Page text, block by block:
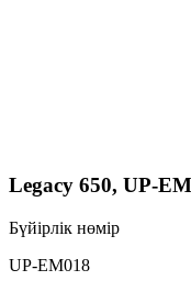
Legacy 650, UP-
Бүйірлік нөмір
UP-EM018